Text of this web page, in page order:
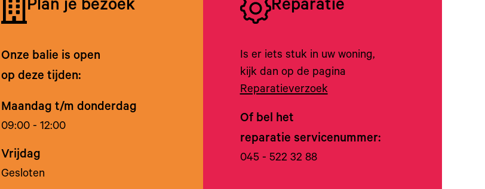
Plan je bezoek
Onze balie is open
op deze tijden:
Maandag t/m donderdag
09:00 - 12:00
Vrijdag
Gesloten
Reparatie
Is er iets stuk in uw woning,
kijk dan op de pagina
Reparatieverzoek
Of bel het
reparatie servicenummer:
045 - 522 32 88